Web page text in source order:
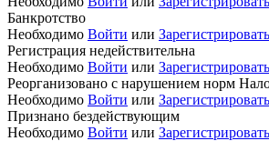
Банкротство
Необходимо Войти или
Регистрация недействительна
Необходимо Войти или
Реорганизовано с нарушением норм
Необходимо Войти или
Признано бездействующим
Необходимо Войти или